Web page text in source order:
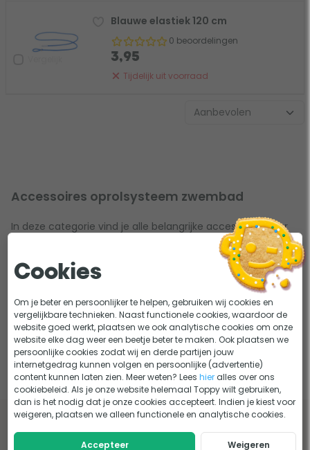
Blauwe elastiek 120 cm
0 beoordelingen
Tijdelijk uit voorraad
3,95
Accessoires oprolsysteem zwembad
In deze categorie vind je alle belangrijke accessoires voor
. Zo hebben we niet alleen elastieken en
een bevestigingskit om jouw nieuwe
zomerzeilte
bevestigen aan de oproller, maar ook een motor waarmee
je een handmatig oproller kunt upgraden naar een
elektrisch oprolsysteem. Hiermee wordt het oprollen van
jouw zomerzeil kinderspel. Met een druk op de knop rol je
het zeil van jouw zwembad op of juist uit!
Lees onze tips en adviezen over accessoires
oprolsysteem zwembad
Cookies
Om je beter en persoonlijker te helpen, gebruiken wij cookies en
vergelijkbare technieken. Naast functionele cookies, waardoor de
website goed werkt, plaatsen we ook analytische cookies om onze
website elke dag weer een beetje beter te maken. Ook plaatsen we
persoonlijke cookies zodat wij en derde partijen jouw
internetgedrag kunnen volgen en persoonlijke (advertentie)
content kunnen laten zien. Meer weten? Leeshier alles over ons
cookiebeleid. Als je onze website helemaal Toppy wilt gebruiken,
dan is het nodig dat je onze cookies accepteert. Indien je kiest voor
weigeren, plaatsen we alleen functionele en analytische cookies.
Accepteer Weigeren